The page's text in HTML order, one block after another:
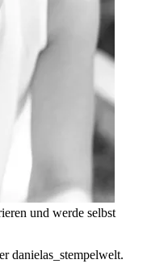
und werde selbst
danielas_stempelwelt.